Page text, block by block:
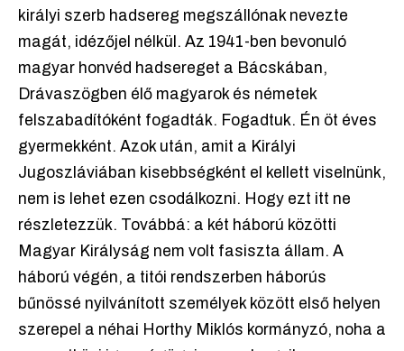
királyi szerb hadsereg megszállónak nevezte
magát, idézőjel nélkül. Az 1941-ben bevonuló
magyar honvéd hadsereget a Bácskában,
Drávaszögben élő magyarok és németek
felszabadítóként fogadták. Fogadtuk. Én öt éves
gyermekként. Azok után, amit a Királyi
Jugoszláviában kisebbségként el kellett viselnünk,
nem is lehet ezen csodálkozni. Hogy ezt itt ne
részletezzük. Továbbá: a két háború közötti
Magyar Királyság nem volt fasiszta állam. A
háború végén, a titói rendszerben háborús
bűnössé nyilvánított személyek között első helyen
szerepel a néhai Horthy Miklós kormányzó, noha a